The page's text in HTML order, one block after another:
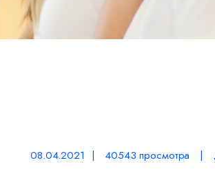
08.04.2021 | 40543 просмотра |